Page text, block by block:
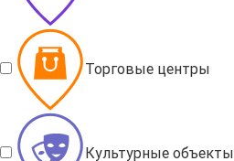
Торговые центры
Культурные объекты